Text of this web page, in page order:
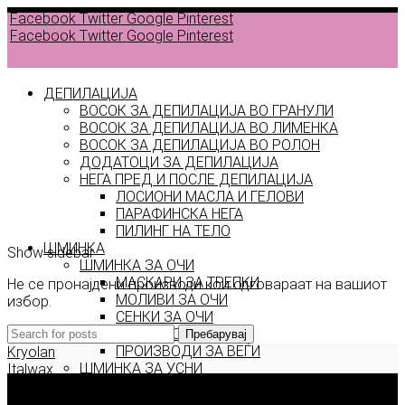
Facebook Twitter Google Pinterest
Facebook Twitter Google Pinterest
ДЕПИЛАЦИЈА
ВОСОК ЗА ДЕПИЛАЦИЈА ВО ГРАНУЛИ
ВОСОК ЗА ДЕПИЛАЦИЈА ВО ЛИМЕНКА
ВОСОК ЗА ДЕПИЛАЦИЈА ВО РОЛОН
ДОДАТОЦИ ЗА ДЕПИЛАЦИЈА
НЕГА ПРЕД И ПОСЛЕ ДЕПИЛАЦИЈА
ЛОСИОНИ МАСЛА И ГЕЛОВИ
ПАРАФИНСКА НЕГА
ПИЛИНГ НА ТЕЛО
ШМИНКА
ШМИНКА ЗА ОЧИ
МАСКАРИ ЗА ТРЕПКИ
МОЛИВИ ЗА ОЧИ
СЕНКИ ЗА ОЧИ
ТУШ ЗА ОЧИ
ПРОИЗВОДИ ЗА ВЕЃИ
ШМИНКА ЗА УСНИ
products
Show sidebar
Не се пронајдени производи кои одговараат на вашиот
избор.
Пребарувај
Kryolan
Italwax